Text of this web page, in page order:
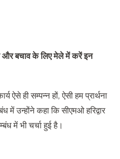
और बचाव के लिए मेले में करें इन
ऐसे ही सम्पन्न हों, ऐसी हम प्रार्थना
उन्होंने कहा कि सीएमओ हरिद्वार
में भी चर्चा हुई है।